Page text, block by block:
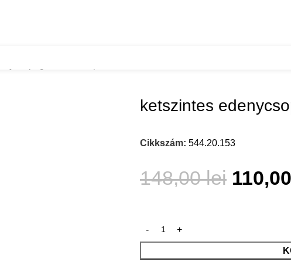
ketszintes
Cikkszám: 544.20.153
148,00lei 110,00